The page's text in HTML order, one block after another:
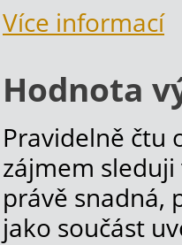
Více informací
Hodnota
Pravidelně čtu
zájmem
právě snadná,
jako součást